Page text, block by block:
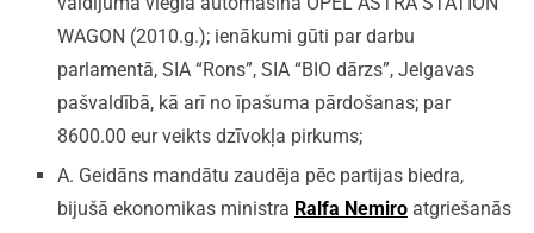
WAGON (2010.g.); ienākumi gūti par darbu
parlamentā, SIA “Rons”, SIA “BIO dārzs”, Jelgavas
pašvaldībā, kā arī no īpašuma pārdošanas; par
8600.00 eur veikts dzīvokļa pirkums;
A. Geidāns mandātu zaudēja pēc partijas biedra,
bijušā ekonomikas ministra Ralfa Nemiroatgriešanās